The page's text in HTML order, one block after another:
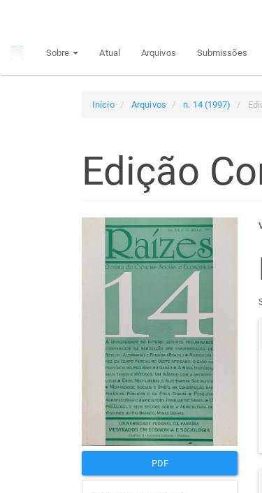
principal
Sobre Atual Arquivos Submissões
Início Arquivos n. 14 (1997)
Edição
Barra
lateral
de
artigos
PDF